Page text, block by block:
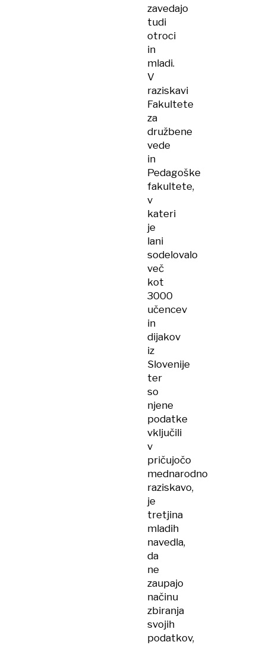
zavedajo
tudi
otroci
in
mladi.
V
raziskavi
Fakultete
za
družbene
vede
in
Pedagoške
fakultete,
v
kateri
je
lani
sodelovalo
več
kot
3000
učencev
in
dijakov
iz
Slovenije
ter
so
njene
podatke
vključili
v
pričujočo
mednarodno
raziskavo,
je
tretjina
mladih
navedla,
da
ne
zaupajo
načinu
zbiranja
svojih
podatkov,